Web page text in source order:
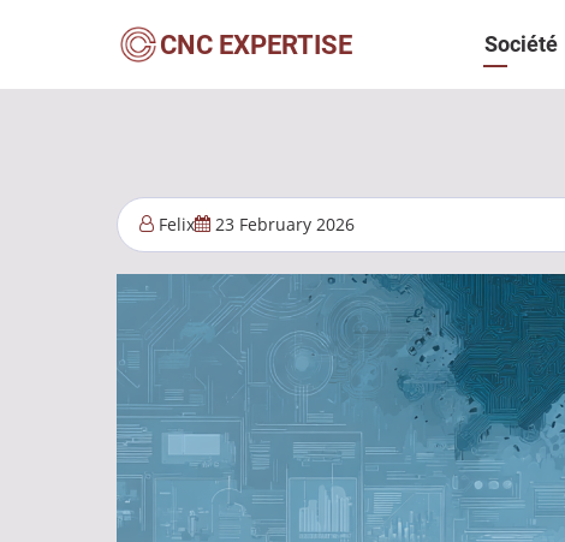
contenu
CNC EXPERTISE Société
Felix 23 February 2026